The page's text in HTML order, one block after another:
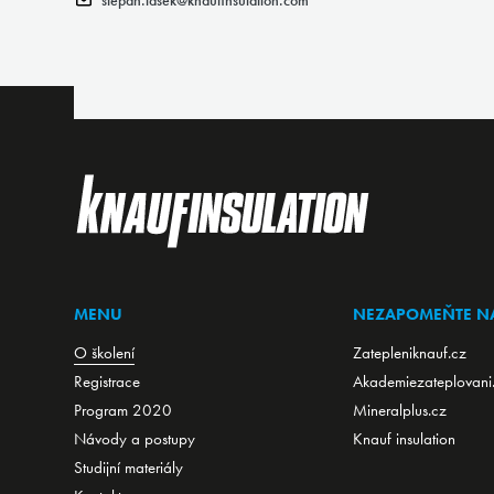
MENU
O školení
Registrace
Program 2020
Návody a postupy
Studijní materiály
NEZAPOMEŇTE
Zatepleniknauf.cz
Mineralplus.cz
Knauf insulation